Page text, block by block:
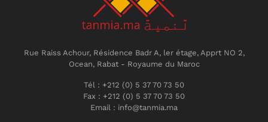
Rue Raiss Achour, Résidence Badr A, ler étage, Apprt NO 2,
Ocean, Rabat - Royaume du Maroc
Tél : +212 (0) 5 37 70 73 50
Fax : +212 (0) 5 37 70 73 50
Email : info@tanmia.ma